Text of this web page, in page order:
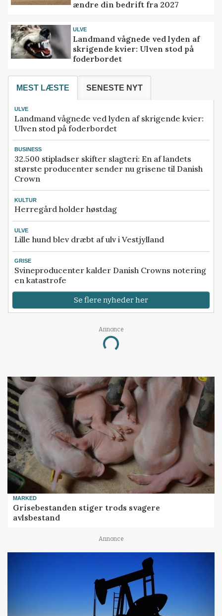
ændre din bedrift fra 2027
ULVE
Landmand vågnede ved lyden af
skrigende kvier: Ulven stod på
foderbordet
MEST LÆSTE SENESTE NYT
ULVE
Landmand vågnede ved lyden af skrigende kvier:
Ulven stod på foderbordet
BUSINESS
32.500 stipladser skifter slagteri: En af landets
største producenter sender nu grisene til Danish
Crown
KULTUR
Herregård holder høstdag
ULVE
Lille hund blev dræbt af ulv i Vestjylland
GRISE
Svineproducenter kalder Danish Crowns notering
en katastrofe
Se flere nyheder her
Annonce
Loading...
MARKED
Grisebestanden stiger trods svagere
avlsbestand
Annonce